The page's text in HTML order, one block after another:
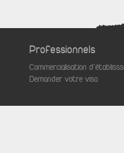
Professionnels
Commercialisation
Demander votre visa